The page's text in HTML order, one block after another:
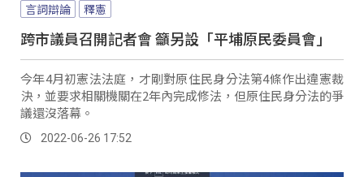
言詞辯論
釋憲
跨市議員召開記者會 籲另設「平埔原民委員會」
今年4月初憲法法庭，才剛對原住民身分法第4條作出違憲裁
決，並要求相關機關在2年內完成修法，但原住民身分法的爭
議還沒落幕。
2022-06-26 17:52